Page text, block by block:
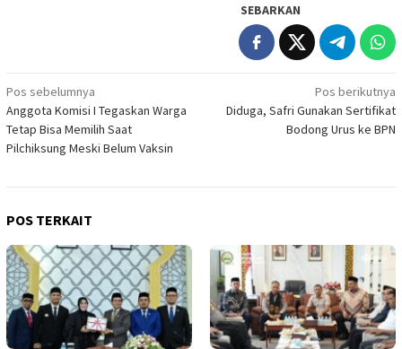
SEBARKAN
Navigasi
pos
Pos sebelumnya
Anggota Komisi I Tegaskan Warga
Tetap Bisa Memilih Saat
Pilchiksung Meski Belum Vaksin
Pos berikutnya
Diduga, Safri Gunakan Sertifikat
Bodong Urus ke BPN
POS TERKAIT